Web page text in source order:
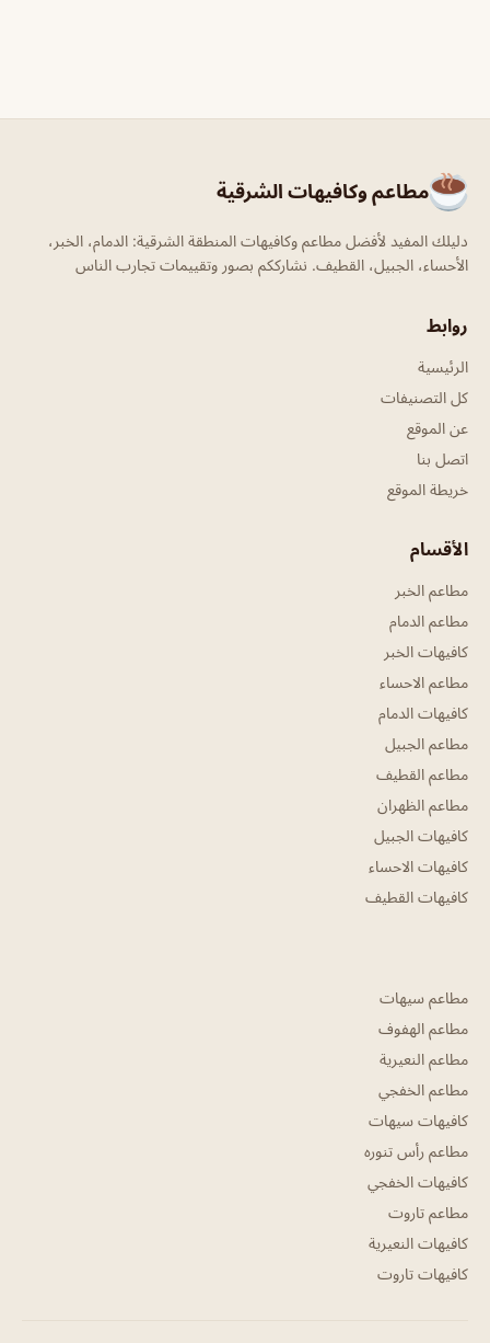
مطاعم وكافيهات الشرقية
دليلك المفيد لأفضل مطاعم وكافيهات المنطقة الشرقية: الدمام، الخبر،
الأحساء، الجبيل، القطيف. نشارككم بصور وتقييمات تجارب الناس
روابط
الرئيسية
كل التصنيفات
عن الموقع
اتصل بنا
خريطة الموقع
الأقسام
مطاعم الخبر
مطاعم الدمام
كافيهات الخبر
مطاعم الاحساء
كافيهات الدمام
مطاعم الجبيل
مطاعم القطيف
مطاعم الظهران
كافيهات الجبيل
كافيهات الاحساء
كافيهات القطيف
مطاعم سيهات
مطاعم الهفوف
مطاعم النعيرية
مطاعم الخفجي
كافيهات سيهات
مطاعم رأس تنوره
كافيهات الخفجي
مطاعم تاروت
كافيهات النعيرية
كافيهات تاروت